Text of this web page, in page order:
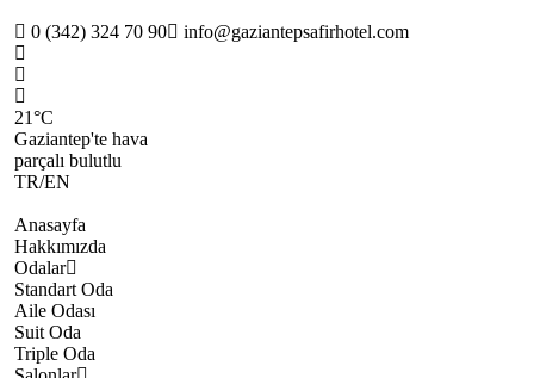
0 (342) 324 70 90 info@gaziantepsafirhotel.com
21°C
Gaziantep'te hava
parçalı bulutlu
TR/EN
Anasayfa
Hakkımızda
Odalar
Standart Oda
Aile Odası
Suit Oda
Triple Oda